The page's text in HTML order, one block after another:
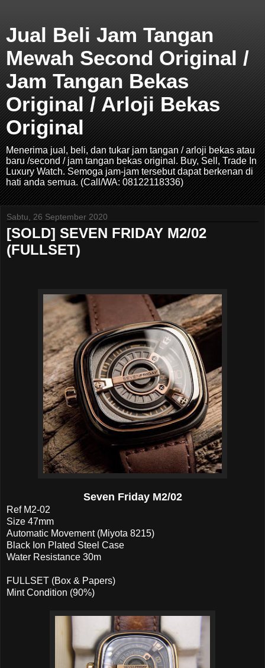
Jual Beli Jam Tangan
Mewah Second Original /
Jam Tangan Bekas
Original / Arloji Bekas
Original
Menerima jual, beli, dan tukar jam tangan / arloji bekas atau
baru /second / jam tangan bekas original. Buy, Sell, Trade In
Luxury Watch. Semoga jam-jam tersebut dapat berkenan di
hati anda semua. (Call/WA: 08122118336)
Sabtu, 26 September 2020
[SOLD] SEVEN FRIDAY M2/02
(FULLSET)
Seven Friday M2/02
Ref M2-02
Size 47mm
Automatic Movement (Miyota 8215)
Black Ion Plated Steel Case
Water Resistance 30m
FULLSET (Box & Papers)
Mint Condition (90%)